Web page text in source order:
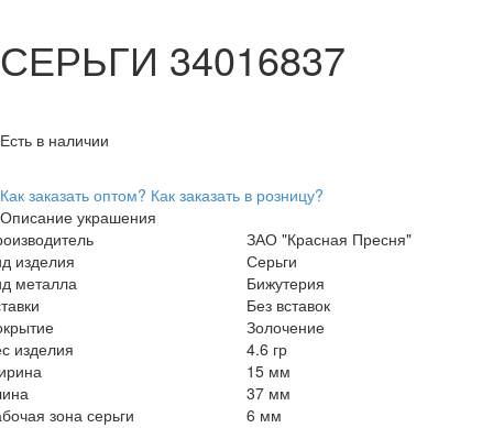
СЕРЬГИ 34016837
Есть в наличии
Как заказать оптом? Как заказать в розницу?
Описание украшения
ЗАО "Красная Пресня"
изделия
Серьги
металла
Бижутерия
Без вставок
Золочение
изделия
4.6 гр
15 мм
37 мм
зона серьги
6 мм